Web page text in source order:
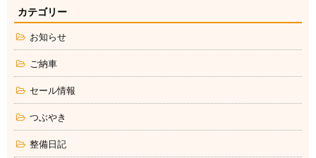
カテゴリー
お知らせ
ご納車
セール情報
つぶやき
整備日記